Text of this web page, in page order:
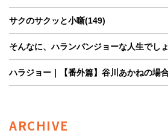
サクのサクッと小噺(149)
そんなに、ハランバンジョーな人生でし
ハラジョー｜【番外篇】谷川あかねの場
ARCHIVE